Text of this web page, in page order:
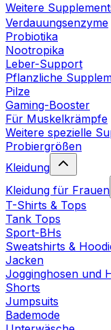
Weitere
Verdauungsenzyme
Probiotika
Nootropika
Leber-Support
Pflanzliche
Pilze
Gaming-Booster
Für Muskelkrämpfe
Weitere spezielle
Probiergrößen
Kleidung
Kleidung für Frauen
T-Shirts & Tops
Tank Tops
Sport-BHs
Sweatshirts &
Jacken
Jogginghosen und
Shorts
Jumpsuits
Bademode